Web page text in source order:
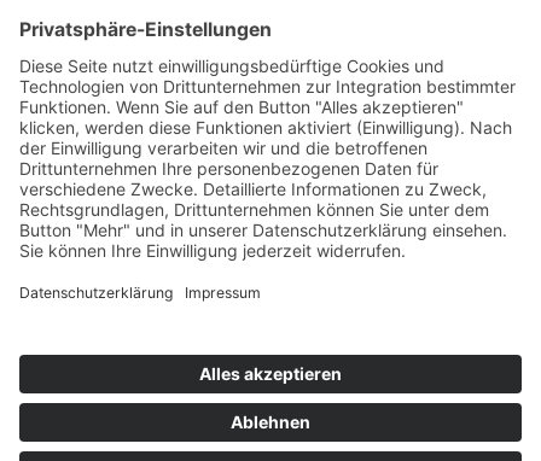
Kleingruppenreise Naturwunder
Neuseeland
22 Tage ab Christchurch/bis Auckland
ab 6.280,— €
Kontakt Newsletter AGB Datenschutz
Cookie Einstellungen